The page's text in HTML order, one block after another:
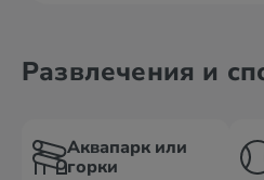
Развлечения и
Аквапарк или
горки